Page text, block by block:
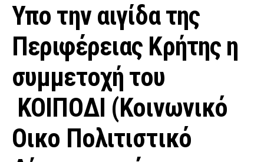
Υπο την αιγίδα της
Περιφέρειας Κρήτης η
συμμετοχή του
ΚΟΙΠΟΔΙ (Κοινωνικό
Οικο Πολιτιστικό